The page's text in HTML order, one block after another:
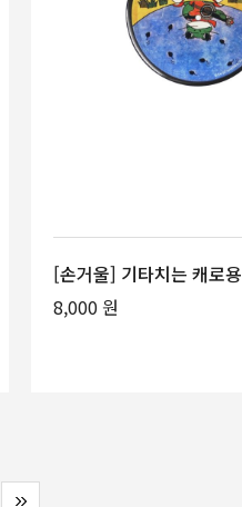
[손거울] 기타치는 캐로용
8,000 원